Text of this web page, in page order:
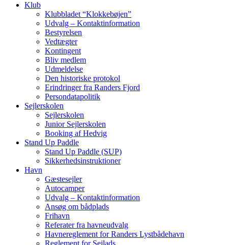
Klub
Klubbladet “Klokkebøjen”
Udvalg – Kontaktinformation
Bestyrelsen
Vedtægter
Kontingent
Bliv medlem
Udmeldelse
Den historiske protokol
Erindringer fra Randers Fjord
Persondatapolitik
Sejlerskolen
Sejlerskolen
Junior Sejlerskolen
Booking af Hedvig
Stand Up Paddle
Stand Up Paddle (SUP)
Sikkerhedsinstruktioner
Havn
Gæstesejler
Autocamper
Udvalg – Kontaktinformation
Ansøg om bådplads
Frihavn
Referater fra havneudvalg
Havnereglement for Randers Lystbådehavn
Reglement for Sejlads